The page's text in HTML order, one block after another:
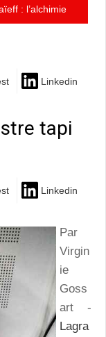
: l’alchimie
Linkedin
tapi
Linkedin
Par
Virgin
ie
Goss
art -
Lagra